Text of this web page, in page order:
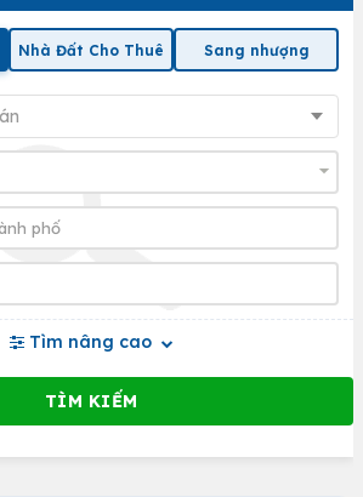
Nhà Đất Cho Thuê Sang nhượng
Tìm nâng cao